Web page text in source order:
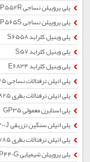
پلی پروپیلن نساجی HP552R
پلی پروپیلن نساجی HP565S
پلی وینیل کلراید S6558
پلی وینیل کلراید S57
پلی وینیل کلراید E6834
پلی اتیلن ترفتالات نساجی TG645
پلی اتیلن ترفتالات بطری BG825
پلی استایرن معمولی GP35
پلی اتیلن سنگین تزریقی 2200J
پلی اتیلن ترفتالات بطری BG785
پلی پروپیلن شیمیایی EP440G